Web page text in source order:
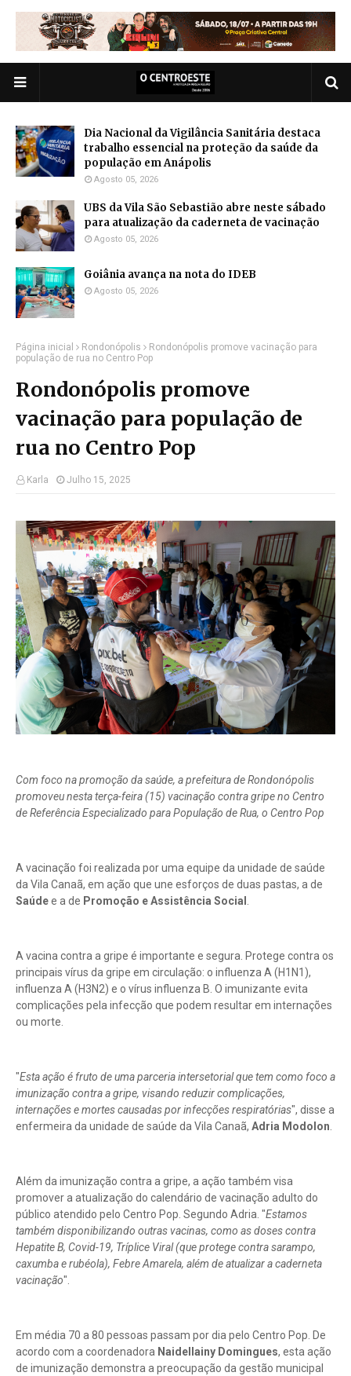
Dia Nacional da Vigilância Sanitária destaca
trabalho essencial na proteção da saúde da
população em Anápolis
Agosto 05, 2026
UBS da Vila São Sebastião abre neste sábado
para atualização da caderneta de vacinação
Agosto 05, 2026
Goiânia avança na nota do IDEB
Agosto 05, 2026
Página inicial Rondonópolis
Rondonópolis promove vacinação para
população de rua no Centro Pop
Rondonópolis promove
vacinação para população de
rua no Centro Pop
Karla Julho 15, 2025
Com foco na promoção da saúde, a prefeitura de Rondonópolis
promoveu nesta terça-feira (15) vacinação contra gripe no Centro
de Referência Especializado para População de Rua, o Centro Pop
A vacinação foi realizada por uma equipe da unidade de saúde
da Vila Canaã, em ação que une esforços de duas pastas, a de
Saúdee a de Promoção e Assistência Social .
A vacina contra a gripe é importante e segura. Protege contra os
principais vírus da gripe em circulação: o influenza A (H1N1),
influenza A (H3N2) e o vírus influenza B. O imunizante evita
complicações pela infecção que podem resultar em internações
ou morte.
"Esta ação é fruto de uma parceria intersetorial que tem como foco a
imunização contra a gripe, visando reduzir complicações,
internações e mortes causadas por infecções respiratórias", disse a
enfermeira da unidade de saúde da Vila Canaã, Adria Modolon.
Além da imunização contra a gripe, a ação também visa
promover a atualização do calendário de vacinação adulto do
público atendido pelo Centro Pop. Segundo Adria. "Estamos
também disponibilizando outras vacinas, como as doses contra
Hepatite B, Covid-19, Tríplice Viral (que protege contra sarampo,
caxumba e rubéola), Febre Amarela, além de atualizar a caderneta
vacinação".
Em média 70 a 80 pessoas passam por dia pelo Centro Pop. De
acordo com a coordenadora Naidellainy Domingues, esta ação
de imunização demonstra a preocupação da gestão municipal